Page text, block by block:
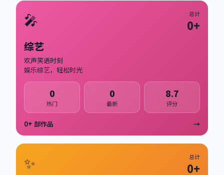
🎤 总计
0+
综艺
欢声笑语时刻
娱乐综艺，轻松时光
0
热门
0
最新
8.7
评分
0+ 部作品 →
✨ 总计
0+